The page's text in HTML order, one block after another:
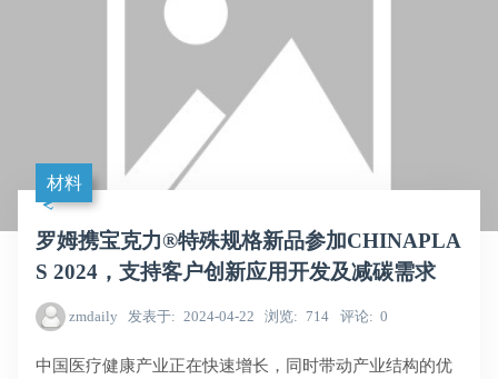
材料
罗姆携宝克力®特殊规格新品参加CHINAPLA
S 2024，支持客户创新应用开发及减碳需求
zmdaily 发表于 2024-04-22 浏览 714 评论 0
中国医疗健康产业正在快速增长，同时带动产业结构的优